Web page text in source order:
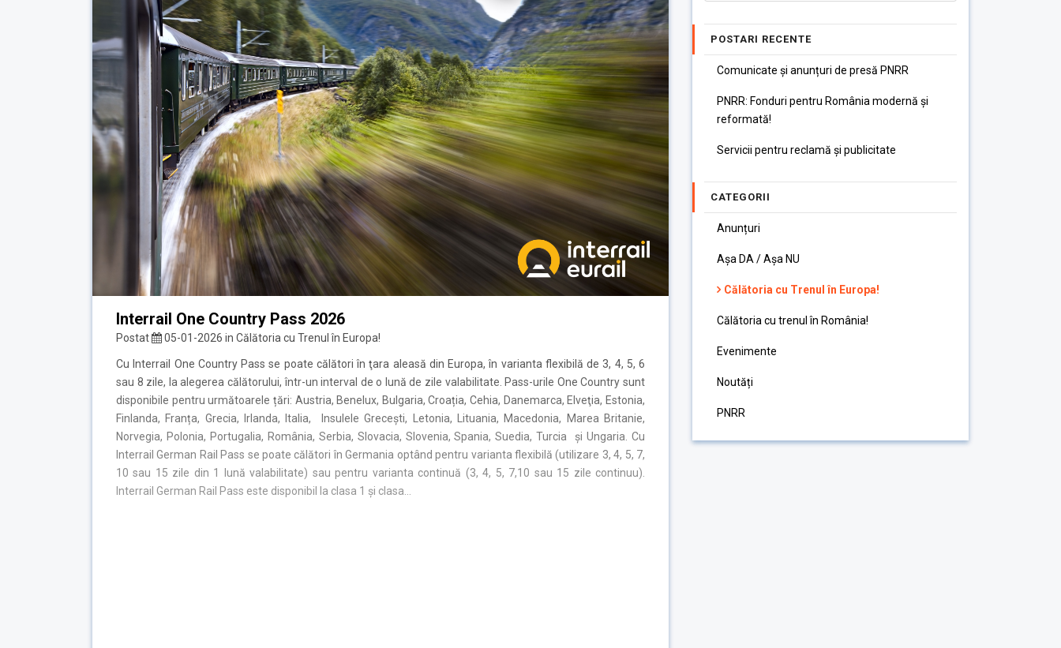
Interrail One Country Pass 2026
Postat 05-01-2026 in Călătoria cu Trenul în Europa!
Cu Interrail One Country Pass se poate călători în ţara aleasă din Europa, în varianta flexibilă de 3, 4, 5, 6
sau 8 zile, la alegerea călătorului, într-un interval de o lună de zile valabilitate. Pass-urile One Country sunt
disponibile pentru următoarele țări: Austria, Benelux, Bulgaria, Croația, Cehia, Danemarca, Elveţia, Estonia,
Finlanda, Franța, Grecia, Irlanda, Italia, Insulele Grecești, Letonia, Lituania, Macedonia, Marea Britanie,
Norvegia, Polonia, Portugalia, România, Serbia, Slovacia, Slovenia, Spania, Suedia, Turcia și Ungaria. Cu
Interrail German Rail Pass se poate călători în Germania optând pentru varianta flexibilă (utilizare 3, 4, 5, 7,
10 sau 15 zile din 1 lună valabilitate) sau pentru varianta continuă (3, 4, 5, 7,10 sau 15 zile continuu).
Interrail German Rail Pass este disponibil la clasa 1 și clasa…
POSTARI RECENTE
Comunicate și anunțuri de presă PNRR
PNRR: Fonduri pentru România modernă și
reformată!
Servicii pentru reclamă și publicitate
CATEGORII
Anunțuri
Așa DA / Așa NU
Călătoria cu Trenul în Europa!
Călătoria cu trenul în România!
Evenimente
Noutăți
PNRR